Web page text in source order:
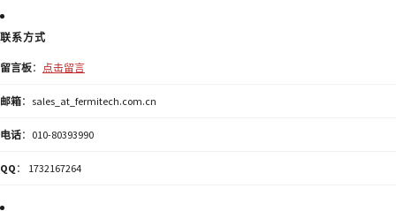
联系方式
留言板： 点击留言
邮箱：sales_at_fermitech.com.cn
电话：010-80393990
QQ ： 1732167264